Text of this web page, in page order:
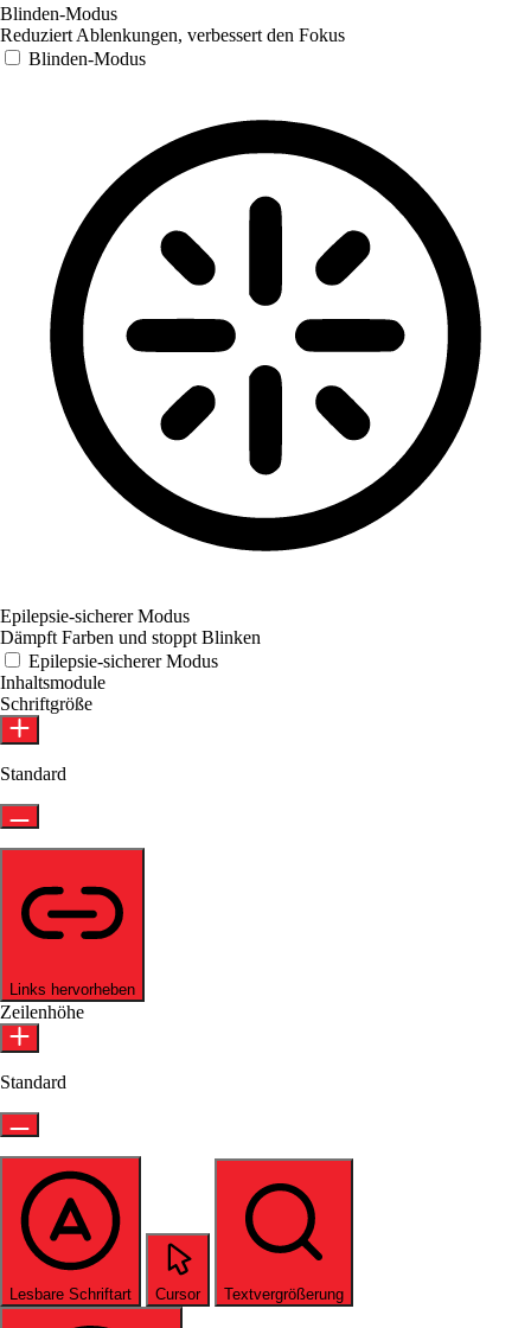
Blinden-Modus
Reduziert Ablenkungen, verbessert den Fokus
Blinden-Modus
Epilepsie-sicherer Modus
Dämpft Farben und stoppt Blinken
Epilepsie-sicherer Modus
Inhaltsmodule
Schriftgröße
Standard
Links hervorheben
Zeilenhöhe
Standard
Lesbare Schriftart Cursor Textvergrößerung